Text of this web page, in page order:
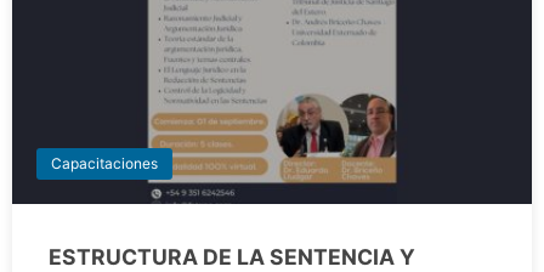
Capacitaciones
ESTRUCTURA DE LA SENTENCIA Y